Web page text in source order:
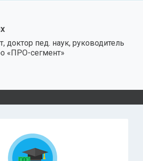
доктор пед. наук, руководитель
«ПРО-сегмент»